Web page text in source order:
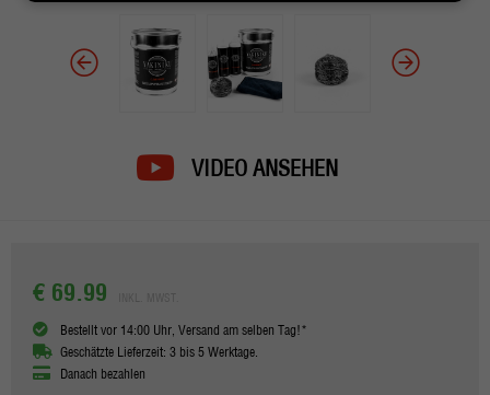
VIDEO ANSEHEN
€ 69.99
Bestellt vor 14:00 Uhr, Versand am selben Tag!*
Geschätzte Lieferzeit: 3 bis 5 Werktage.
Danach bezahlen